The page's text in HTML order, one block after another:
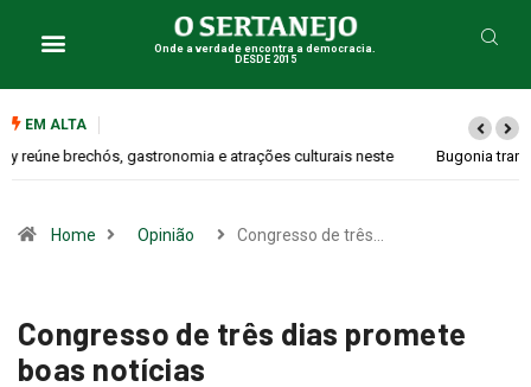
Onde a verdade encontra a democracia.
DESDE 2015
EM ALTA
Bugonia transforma paranoia e conspiração em um suspense imprevisível
Home Opinião Congresso de três…
Congresso de três dias promete
boas notícias